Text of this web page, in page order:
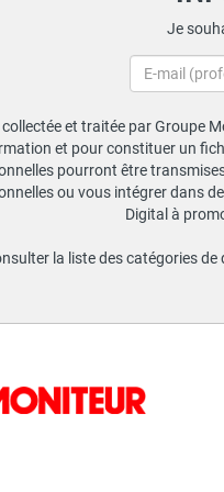
Je
et traitée par Groupe
et pour constituer un
pourront être
ou vous intégrer dans
Digital à
la liste des catégories